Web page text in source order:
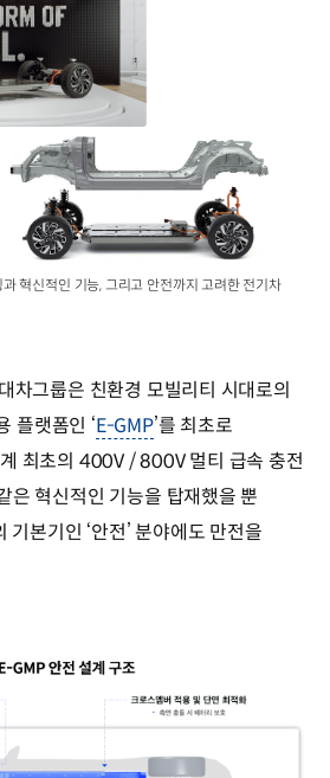
혁신적인 기능, 그리고 안전까지 고려한 전기차
그룹은 친환경 모빌리티 시대로의
플랫폼인 ‘E-GMP’를 최초로
최초의 400V / 800V 멀티 급속 충전
은 혁신적인 기능을 탑재했을 뿐
본기인 ‘안전’ 분야에도 만전을